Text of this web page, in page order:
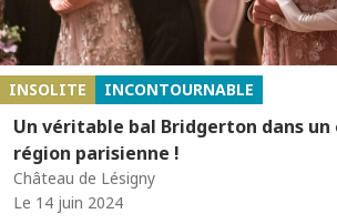
INSOLITE INCONTOURNABLE
Un véritable bal Bridgerton dans un
région parisienne !
Château de Lésigny
Le 14 juin 2024